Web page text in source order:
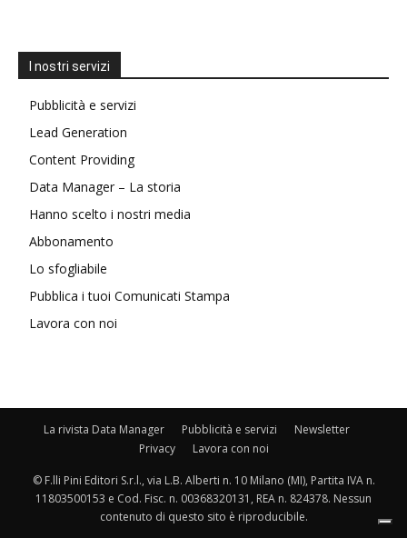
I nostri servizi
Pubblicità e servizi
Lead Generation
Content Providing
Data Manager – La storia
Hanno scelto i nostri media
Abbonamento
Lo sfogliabile
Pubblica i tuoi Comunicati Stampa
Lavora con noi
La rivista Data Manager Pubblicità e servizi
Newsletter
Privacy
Lavora con noi
© F.lli Pini Editori S.r.l., via L.B. Alberti n. 10 Milano (MI), Partita IVA n.
11803500153 e Cod. Fisc. n. 00368320131, REA n. 824378. Nessun
contenuto di questo sito è riproducibile.